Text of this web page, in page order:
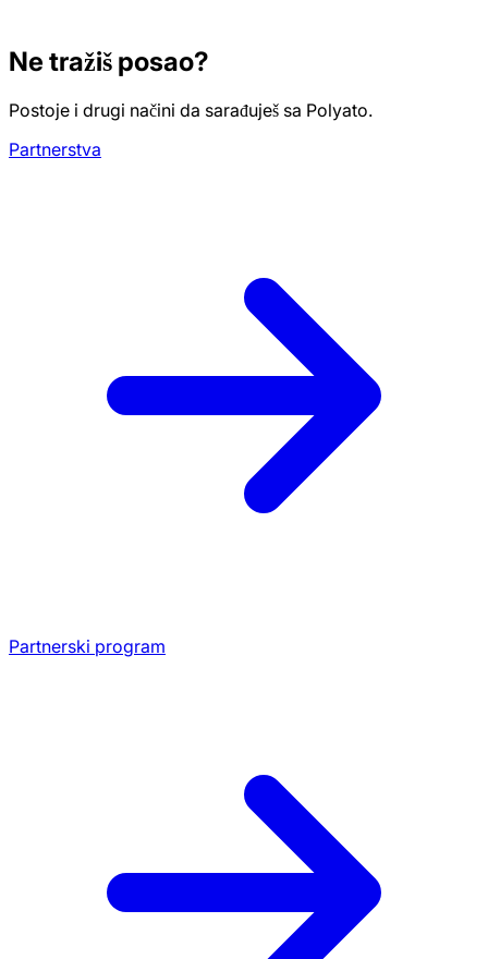
Ne tražiš posao?
Postoje i drugi načini da sarađuješ sa Polyato.
Partnerstva
Partnerski program